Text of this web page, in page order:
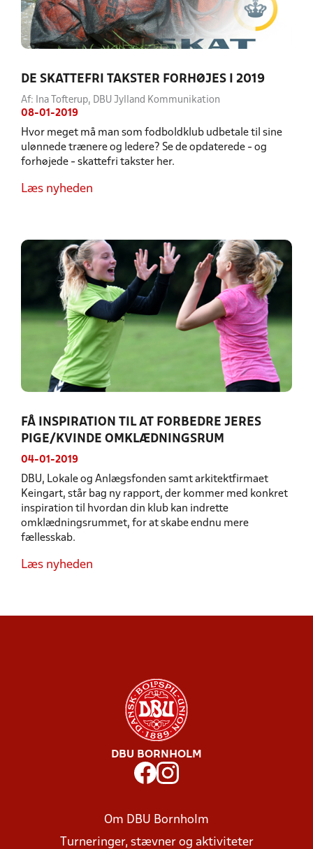
DE SKATTEFRI TAKSTER FORHØJES I 2019
Af: Ina Tofterup, DBU Jylland Kommunikation
08-01-2019
Hvor meget må man som fodboldklub udbetale til sine
ulønnede trænere og ledere? Se de opdaterede - og
forhøjede - skattefri takster her.
Læs nyheden
FÅ INSPIRATION TIL AT FORBEDRE JERES
PIGE/KVINDE OMKLÆDNINGSRUM
04-01-2019
DBU, Lokale og Anlægsfonden samt arkitektfirmaet
Keingart, står bag ny rapport, der kommer med konkret
inspiration til hvordan din klub kan indrette
omklædningsrummet, for at skabe endnu mere
fællesskab.
Læs nyheden
DBU BORNHOLM
Om DBU Bornholm
Turneringer, stævner og aktiviteter